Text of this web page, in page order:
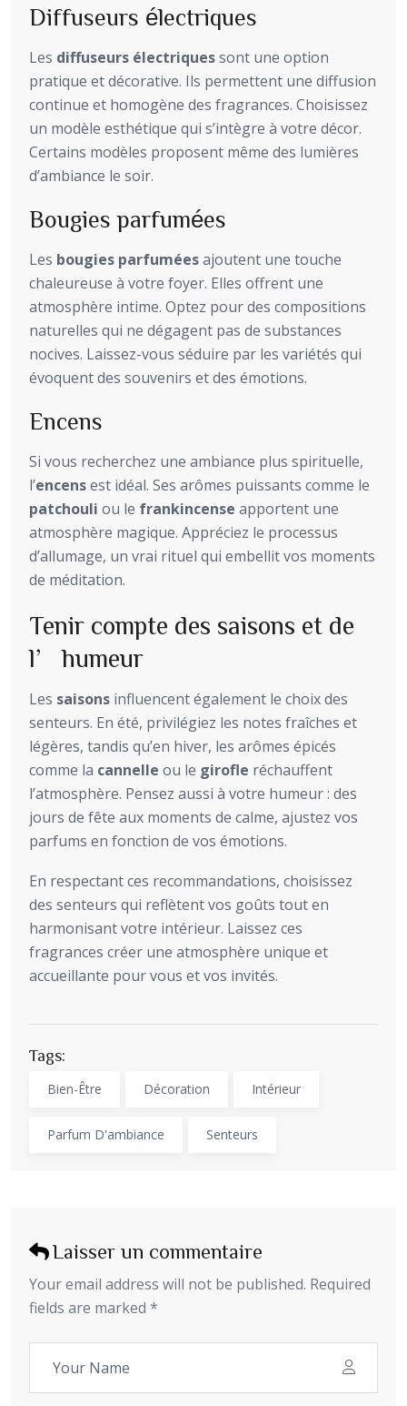
Diffuseurs électriques
Les diffuseurs électriquessont une option
pratique et décorative. Ils permettent une diffusion
continue et homogène des fragrances. Choisissez
un modèle esthétique qui s’intègre à votre décor.
Certains modèles proposent même des lumières
d’ambiance le soir.
Bougies parfumées
Les bougies parfuméesajoutent une touche
chaleureuse à votre foyer. Elles offrent une
atmosphère intime. Optez pour des compositions
naturelles qui ne dégagent pas de substances
nocives. Laissez-vous séduire par les variétés qui
évoquent des souvenirs et des émotions.
Encens
Si vous recherchez une ambiance plus spirituelle,
l’encensest idéal. Ses arômes puissants comme le
patchouli ou le frankincense apportent une
atmosphère magique. Appréciez le processus
d’allumage, un vrai rituel qui embellit vos moments
de méditation.
Tenir compte des saisons et de
l’humeur
Les saisons influencent également le choix des
senteurs. En été, privilégiez les notes fraîches et
légères, tandis qu’en hiver, les arômes épicés
comme la cannelle ou le girofle réchauffent
l’atmosphère. Pensez aussi à votre humeur : des
jours de fête aux moments de calme, ajustez vos
parfums en fonction de vos émotions.
En respectant ces recommandations, choisissez
des senteurs qui reflètent vos goûts tout en
harmonisant votre intérieur. Laissez ces
fragrances créer une atmosphère unique et
accueillante pour vous et vos invités.
Tags:
Bien-Être Décoration Intérieur
Parfum D'ambiance Senteurs
Laisser un commentaire
Your email address will not be published. Required
fields are marked *